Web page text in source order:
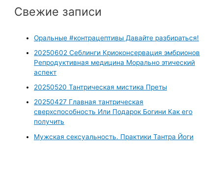
Свежие записи
Оральные #контрацептивы Давайте разбираться!
20250602 Себлинги Криоконсервация эмбрионов
Репродуктивная медицина Морально этический
аспект
20250520 Тантрическая мистика Преты
20250427 Главная тантрическая
сверхспособность Или Подарок Богини Как его
получить
Мужская сексуальность. Практики Тантра Йоги